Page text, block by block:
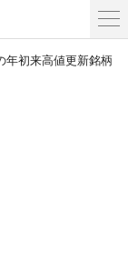
年初来高値更新銘柄